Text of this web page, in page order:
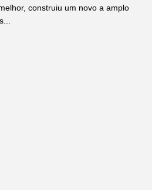
construiu um novo a amplo